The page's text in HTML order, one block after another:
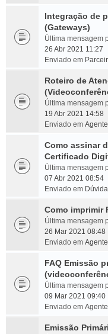
Integração de
(Gateways)
Última mensagem
26 Abr 2021 11:27
Enviado em
Roteiro de
Última mensagem
19 Abr 2021 14:58
Enviado em
Como assinar
Certificado
Última mensagem
07 Abr 2021 08:54
Enviado em
Como imprimir
Última mensagem
26 Mar 2021 08:48
Enviado em
FAQ Emissão
Última mensagem
09 Mar 2021 09:40
Enviado em
Emissão